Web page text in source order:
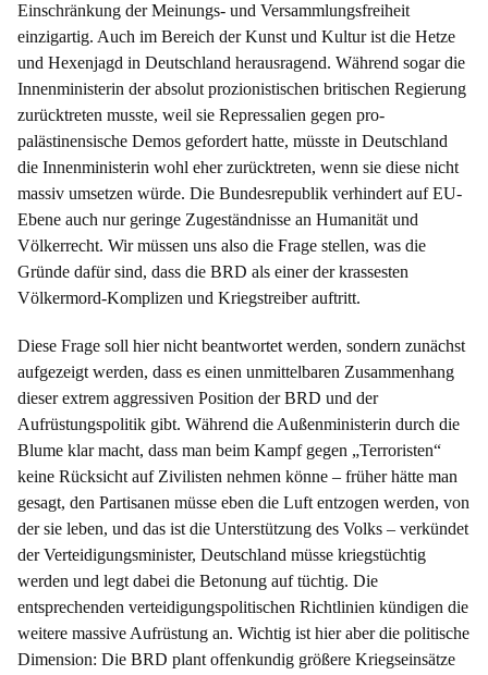
Einschränkung der Meinungs- und Versammlungsfreiheit
einzigartig. Auch im Bereich der Kunst und Kultur ist die Hetze
und Hexenjagd in Deutschland herausragend. Während sogar die
Innenministerin der absolut prozionistischen britischen Regierung
zurücktreten musste, weil sie Repressalien gegen pro-
palästinensische Demos gefordert hatte, müsste in Deutschland
die Innenministerin wohl eher zurücktreten, wenn sie diese nicht
massiv umsetzen würde. Die Bundesrepublik verhindert auf EU-
Ebene auch nur geringe Zugeständnisse an Humanität und
Völkerrecht. Wir müssen uns also die Frage stellen, was die
Gründe dafür sind, dass die BRD als einer der krassesten
Völkermord-Komplizen und Kriegstreiber auftritt.
Diese Frage soll hier nicht beantwortet werden, sondern zunächst
aufgezeigt werden, dass es einen unmittelbaren Zusammenhang
dieser extrem aggressiven Position der BRD und der
Aufrüstungspolitik gibt. Während die Außenministerin durch die
Blume klar macht, dass man beim Kampf gegen „Terroristen“
keine Rücksicht auf Zivilisten nehmen könne – früher hätte man
gesagt, den Partisanen müsse eben die Luft entzogen werden, von
der sie leben, und das ist die Unterstützung des Volks – verkündet
der Verteidigungsminister, Deutschland müsse kriegstüchtig
werden und legt dabei die Betonung auf tüchtig. Die
entsprechenden verteidigungspolitischen Richtlinien kündigen die
weitere massive Aufrüstung an. Wichtig ist hier aber die politische
Dimension: Die BRD plant offenkundig größere Kriegseinsätze